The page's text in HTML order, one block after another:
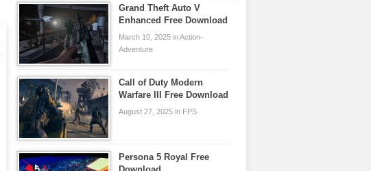
Grand Theft Auto V
Enhanced Free Download
March 10, 2025 in Action-
Adventure
Call of Duty Modern
Warfare III Free Download
August 27, 2025 in FPS
Persona 5 Royal Free